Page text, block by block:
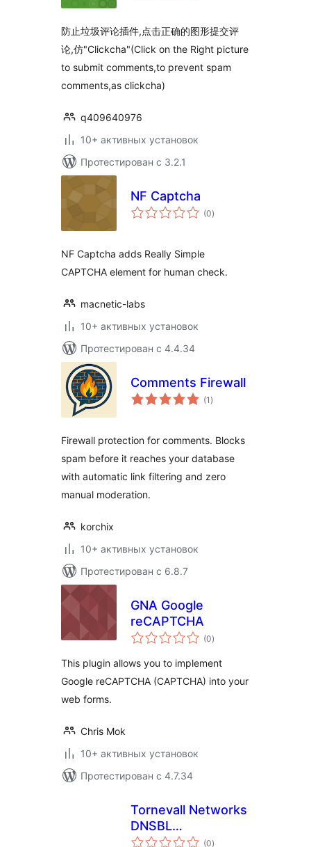
防止垃圾评论插件,点击正确的图形提交评
论,仿"Clickcha"(Click on the Right picture
to submit comments,to prevent spam
comments,as clickcha)
q409640976
10+ активных установок
Протестирован с 3.2.1
NF Captcha
(0общий
рейтинг
)
NF Captcha adds Really Simple
CAPTCHA element for human check.
macnetic-labs
10+ активных установок
Протестирован с 4.4.34
Comments Firewall
(1 общий
рейтинг
)
Firewall protection for comments. Blocks
spam before it reaches your database
with automatic link filtering and zero
manual moderation.
korchix
10+ активных установок
Протестирован с 6.8.7
GNA Google
reCAPTCHA
(0общий
рейтинг
)
This plugin allows you to implement
Google reCAPTCHA (CAPTCHA) into your
web forms.
Chris Mok
10+ активных установок
Протестирован с 4.7.34
Tornevall Networks
DNSBL
Implementation
(0общий
)